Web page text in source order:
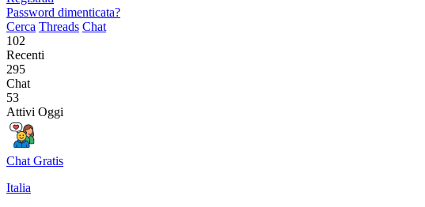
Password dimenticata?
Cerca Threads Chat
102
Recenti
295
Chat
53
Attivi Oggi
Chat Gratis
Italia